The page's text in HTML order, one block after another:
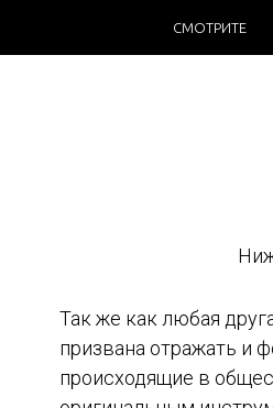
Так же как любая
призвана отражать и
происходящие в
СМОТРИТЕ